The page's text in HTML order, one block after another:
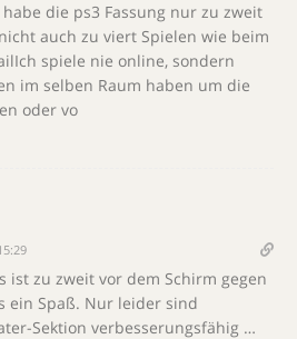
die ps3 Fassung nur zu zweit
auch zu viert Spielen wie beim
spiele nie online, sondern
im selben Raum haben um die
oder vo
ist zu zweit vor dem Schirm gegen
ein Spaß. Nur leider sind
Sektion verbesserungsfähig …